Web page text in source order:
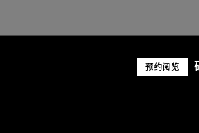
预约阅览